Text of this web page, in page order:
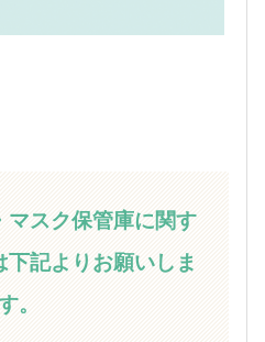
マスク保管庫に関す
下記よりお願いしま
。